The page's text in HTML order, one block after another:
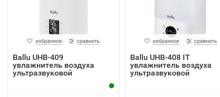
избранное сравнить
Ballu UHB-409
увлажнитель воздуха
ультразвуковой
избранное сравнить
Ballu UHB-408 IT
увлажнитель воздуха
ультразвуковой